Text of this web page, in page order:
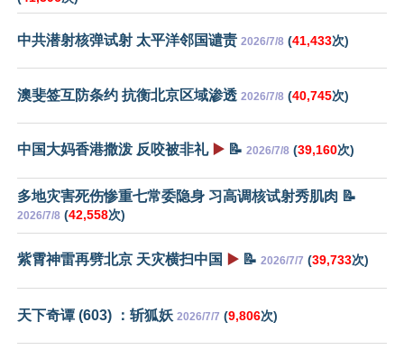
中共潜射核弹试射 太平洋邻国谴责 2026/7/8 (41,433次)
澳斐签互防条约 抗衡北京区域渗透 2026/7/8 (40,745次)
中国大妈香港撒泼 反咬被非礼 ▶️ 📝 2026/7/8 (39,160次)
多地灾害死伤惨重七常委隐身 习高调核试射秀肌肉 📝
2026/7/8 (42,558次)
紫霄神雷再劈北京 天灾横扫中国 ▶️ 📝 2026/7/7 (39,733次)
天下奇谭 (603) ：斩狐妖 2026/7/7 (9,806次)